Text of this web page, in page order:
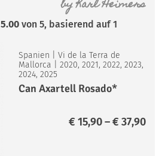
byKarl Heimers
5.00von 5, basierend auf1
Spanien
Vi de la Terra de
Mallorca
2020, 2021, 2022, 2023,
2024, 2025
Can Axartell Rosado*
€ 15,90–€ 37,90